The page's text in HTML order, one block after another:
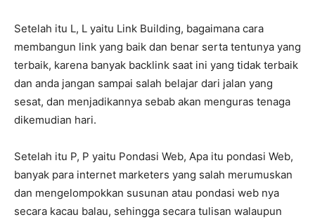
Setelah itu L, L yaitu Link Building, bagaimana cara
membangun link yang baik dan benar serta tentunya yang
terbaik, karena banyak backlink saat ini yang tidak terbaik
dan anda jangan sampai salah belajar dari jalan yang
sesat, dan menjadikannya sebab akan menguras tenaga
dikemudian hari.
Setelah itu P, P yaitu Pondasi Web, Apa itu pondasi Web,
banyak para internet marketers yang salah merumuskan
dan mengelompokkan susunan atau pondasi web nya
secara kacau balau, sehingga secara tulisan walaupun